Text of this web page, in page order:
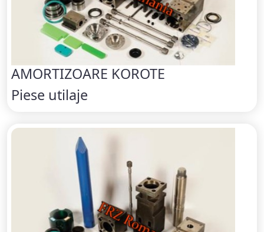
AMORTIZOARE KOROTE
Piese utilaje